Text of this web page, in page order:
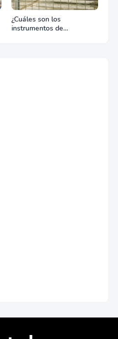
¿Cuáles son los
instrumentos de